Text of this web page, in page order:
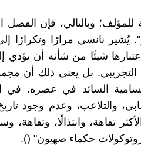
وبالتالي، فإن الفصل
يُشير نانسي مرارًا وتكرارًا
شيئًا من شأنه أن يؤدي
التجريبي. بل يعني ذلك أن
السائد في عصره. في
والتلاعب، وعدم وجود
تفاهة، وابتذالًا، وتفاهة،
حكماء صهيون" ().